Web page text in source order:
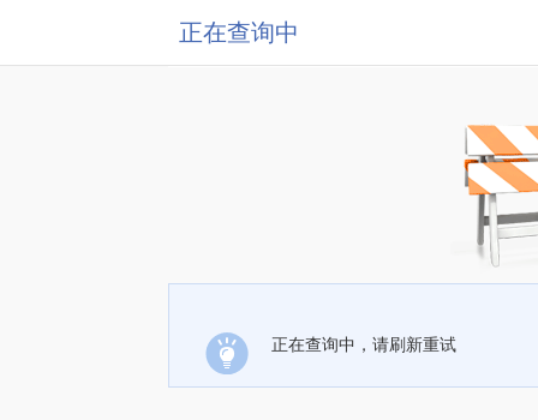
正在查询中
正在查询中，请刷新重试